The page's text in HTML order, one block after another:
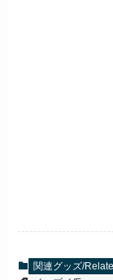
関連グッズ/